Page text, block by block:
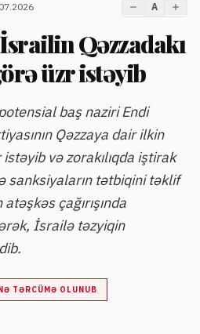
A
Qəzzadakı
üzr istəyib
baş naziri Endi
Qəzzaya dair ilkin
və zorakılıqda iştirak
sanksiyaların tətbiqini təklif
çağırışında
İsrailə təzyiqin
TƏRCÜMƏ OLUNUB